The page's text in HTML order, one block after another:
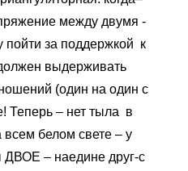
между двумя -
пойти за поддержкой к
выдерживать
(один на один с
Теперь – нет тыла в
всем белом свете – у
– наедине друг-с